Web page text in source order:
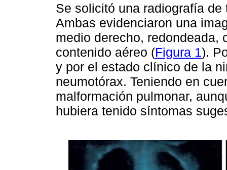
Se solicitó una radiografía
Ambas evidenciaron una
medio derecho, redondeada,
contenido aéreo (Figura 1).
y por el estado clínico de la
neumotórax. Teniendo en
malformación pulmonar,
hubiera tenido síntomas